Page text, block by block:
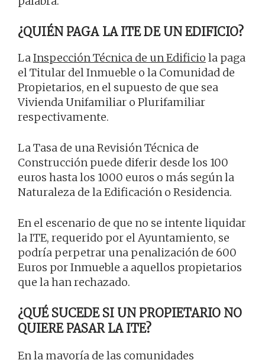
¿QUIÉN PAGA LA ITE DE UN EDIFICIO?
LaInspección Técnica de un Edificio la paga
el Titular del Inmueble o la Comunidad de
Propietarios, en el supuesto de que sea
Vivienda Unifamiliar o Plurifamiliar
respectivamente.
La Tasa de una Revisión Técnica de
Construcción puede diferir desde los 100
euros hasta los 1000 euros o más según la
Naturaleza de la Edificación o Residencia.
En el escenario de que no se intente liquidar
la ITE, requerido por el Ayuntamiento, se
podría perpetrar una penalización de 600
Euros por Inmueble a aquellos propietarios
que la han rechazado.
¿QUÉ SUCEDE SI UN PROPIETARIO NO
QUIERE PASAR LA ITE?
En la mayoría de las comunidades